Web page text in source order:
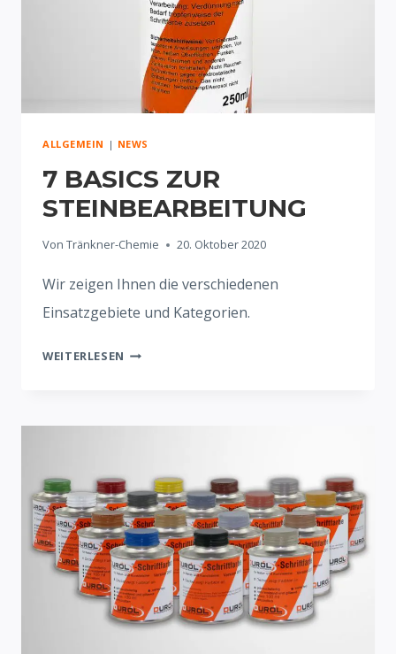
ALLGEMEIN | NEWS
7 BASICS ZUR
STEINBEARBEITUNG
Von Tränkner-Chemie 20. Oktober 2020
Wir zeigen Ihnen die verschiedenen
Einsatzgebiete und Kategorien.
WEITERLESEN